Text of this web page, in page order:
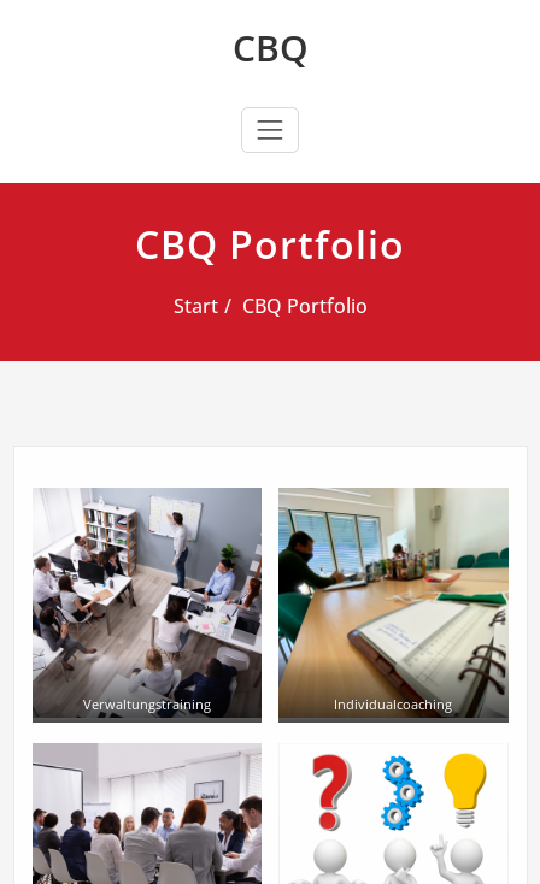
CBQ
CBQ Portfolio
Start CBQ Portfolio
Verwaltungstraining Individualcoaching